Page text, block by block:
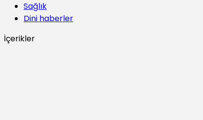
Sağlık
Dini haberler
İçerikler